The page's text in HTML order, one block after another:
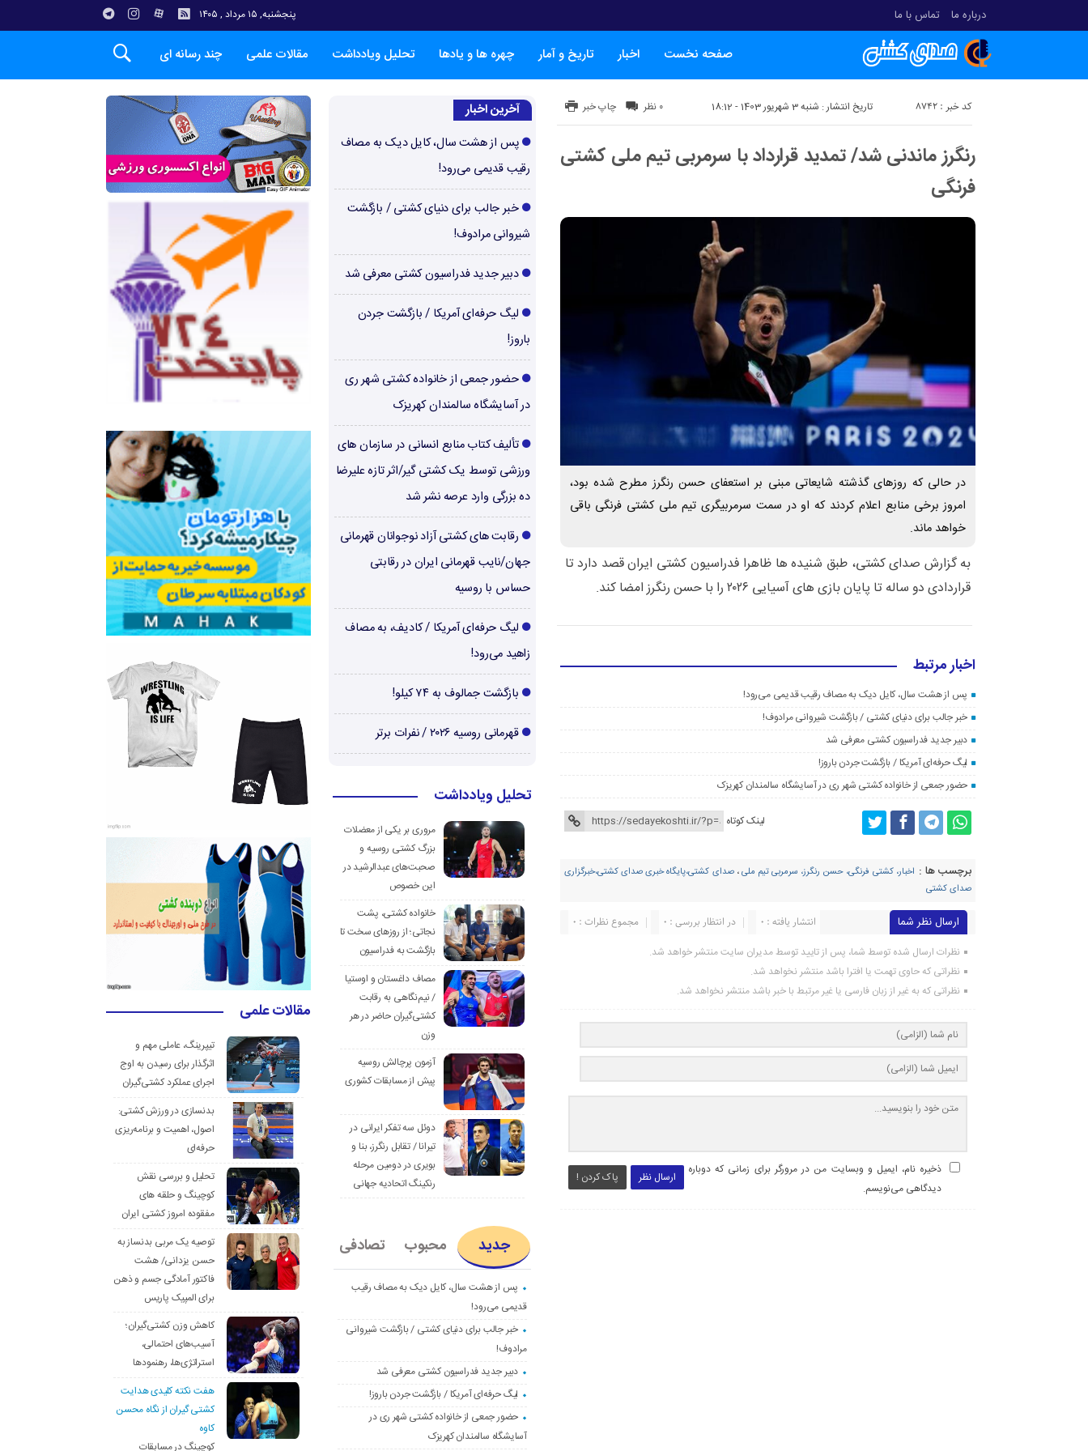
درباره ما تماس با ما پنجشنبه, ۱۵ مرداد , ۱۴۰۵
صفحه نخست اخبار تاریخ و آمار چهره ها و یادها تحلیل ویادداشت مقالات علمی چند رسانه ای
تاریخ انتشار : شنبه 3 شهریور 1403 - 18:12 کد خبر : 8742 چاپ خبر ۰ نظر
رنگرز ماندنی شد/ تمدید قرارداد با سرمربی تیم ملی کشتی
فرنگی
در حالی که روزهای گذشته شایعاتی مبنی بر استعفای حسن رنگرز مطرح شده بود،
امروز برخی منابع اعلام کردند که او در سمت سرمربیگری تیم ملی کشتی فرنگی باقی
خواهد ماند.
به گزارش صدای کشتی، طبق شنیده ها ظاهرا فدراسیون کشتی ایران قصد دارد تا
قراردادی دو ساله تا پایان بازی های آسیایی ۲۰۲۶ را با حسن رنگرز امضا کند.
اخبار مرتبط
پس از هشت سال، کایل دیک به مصاف رقیب قدیمی می‌رود!
خبر جالب برای دنیای کشتی / بازگشت شیروانی مرادوف!
دبیر جدید فدراسیون کشتی معرفی شد
لیگ حرفه‌ای آمریکا / بازگشت جردن باروز!
حضور جمعی از خانواده کشتی شهر ری در آسایشگاه سالمندان کهریزک
لینک کوتاه
برچسب ها : اخبار، کشتی فرنگی، حسن رنگرز، سرمربی تیم ملی،صدای کشتی،پایگاه خبری صدای کشتی،خبرگزاری
صدای کشتی
ارسال نظر شما مجموع نظرات : 0 در انتظار بررسی : 0 انتشار یافته : ۰
نظرات ارسال شده توسط شما، پس از تایید توسط مدیران سایت منتشر خواهد شد.
نظراتی که حاوی تهمت یا افترا باشد منتشر نخواهد شد.
نظراتی که به غیر از زبان فارسی یا غیر مرتبط با خبر باشد منتشر نخواهد شد.
ارسال نظر پاک کردن !
ذخیره نام، ایمیل و وبسایت من در مرورگر برای زمانی که دوباره
دیدگاهی می‌نویسم.
آخرین اخبار
پس از هشت سال، کایل دیک به مصاف
رقیب قدیمی می‌رود!
خبر جالب برای دنیای کشتی / بازگشت
شیروانی مرادوف!
دبیر جدید فدراسیون کشتی معرفی شد
لیگ حرفه‌ای آمریکا / بازگشت جردن
باروز!
حضور جمعی از خانواده کشتی شهر ری
در آسایشگاه سالمندان کهریزک
تألیف کتاب منابع انسانی در سازمان های
ورزشی توسط یک کشتی گیر/اثر تازه علیرضا
ده بزرگی وارد عرصه نشر شد
رقابت های کشتی آزاد نوجوانان قهرمانی
جهان/نایب قهرمانی ایران در رقابتی
حساس با روسیه
لیگ حرفه‌ای آمریکا / کادیف، به مصاف
زاهید می‌رود!
بازگشت جمالوف به ۷۴ کیلو!
قهرمانی روسیه ۲۰۲۶ / نفرات برتر
تحلیل ویادداشت
مروری بر یکی از معضلات
بزرگ کشتی روسیه و
صحبت‌های عبدالرشید در
این خصوص
خانواده کشتی، پشت
نجاتی؛ از روزهای سخت تا
بازگشت به فدراسیون
مصاف داغستان و اوستیا
/ نیم‌نگاهی به رقابت
کشتی‌گیران حاضر در هر
وزن
آزمون پرچالش روسیه
پیش از مسابقات کشوری
دوئل سه تفکر ایرانی در
تیرانا / تقابل رنگرز، بنا و
بویری در دومین مرحله
رنکینگ اتحادیه جهانی
جدید محبوب تصادفی
پس از هشت سال، کایل دیک به مصاف رقیب
قدیمی می‌رود!
خبر جالب برای دنیای کشتی / بازگشت شیروانی
مرادوف!
دبیر جدید فدراسیون کشتی معرفی شد
لیگ حرفه‌ای آمریکا / بازگشت جردن باروز!
حضور جمعی از خانواده کشتی شهر ری در
آسایشگاه سالمندان کهریزک
مقالات علمی
تیپرینگ، عاملی مهم و
اثرگذار برای رسیدن به اوج
اجرای عملکرد کشتی‌گیران
بدنسازی در ورزش کشتی:
اصول، اهمیت و برنامه‌ریزی
حرفه‌ای
تحلیل و بررسی نقش
کوچینگ و حلقه های
مفقوده امروز کشتی ایران
توصیه یک مربی بدنساز به
حسن یزدانی/ هشت
فاکتور آمادگی جسم و ذهن
برای المپیک پاریس
کاهش وزن کشتی‌گیران؛
آسیب‌های احتمالی،
استراتژی‌ها، رهنمودها
هفت نکته کلیدی هدایت
کشتی گیران از نگاه محسن
کاوه
کوچینگ در مسابقات